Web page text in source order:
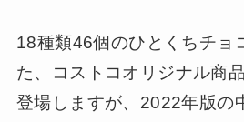
18種類46個のひとくちチョ
た、コストコオリジナル商
登場しますが、2022年版の